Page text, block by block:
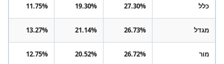
כלל 27.30%
19.30%
11.75%
מגדל 26.73%
21.14%
13.27%
מור 26.72%
20.52%
12.75%